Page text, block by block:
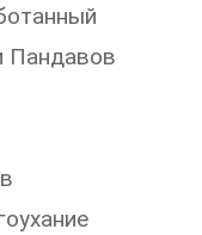
Пандавов